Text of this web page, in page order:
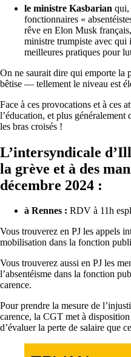
le ministre Kasbarian qui,
fonctionnaires «
rêve en Elon Musk
ministre trumpiste avec qui
meilleures pratiques pour
On ne saurait dire qui emporte la
bêtise — tellement le niveau est
Face à ces provocations et à ces
l’éducation, et plus généralement
les bras croisés !
L’intersyndicale
la grève et à des
décembre 2024 :
à Rennes : RDV à 11h
Vous trouverez en PJ les appels
mobilisation dans la fonction
Vous trouverez aussi en PJ les
l’absentéisme dans la fonction
carence.
Pour prendre la mesure de
carence, la CGT met à
d’évaluer la perte de salaire que